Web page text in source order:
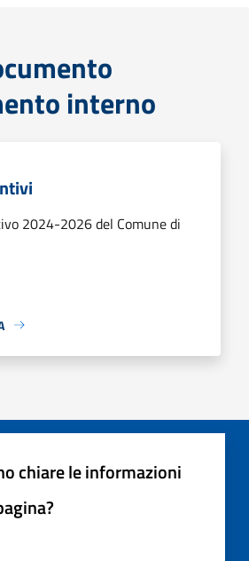
interno
2024-2026 del Comune di
chiare le informazioni